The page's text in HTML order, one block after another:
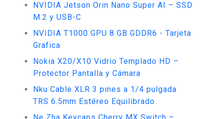
NVIDIA Jetson Orin Nano Super AI – SSD
M.2 y USB-C
NVIDIA T1000 GPU 8 GB GDDR6 - Tarjeta
Grafica
Nokia X20/X10 Vidrio Templado HD –
Protector Pantalla y Cámara
Nku Cable XLR 3 pines a 1/4 pulgada
TRS 6.5mm Estéreo Equilibrado